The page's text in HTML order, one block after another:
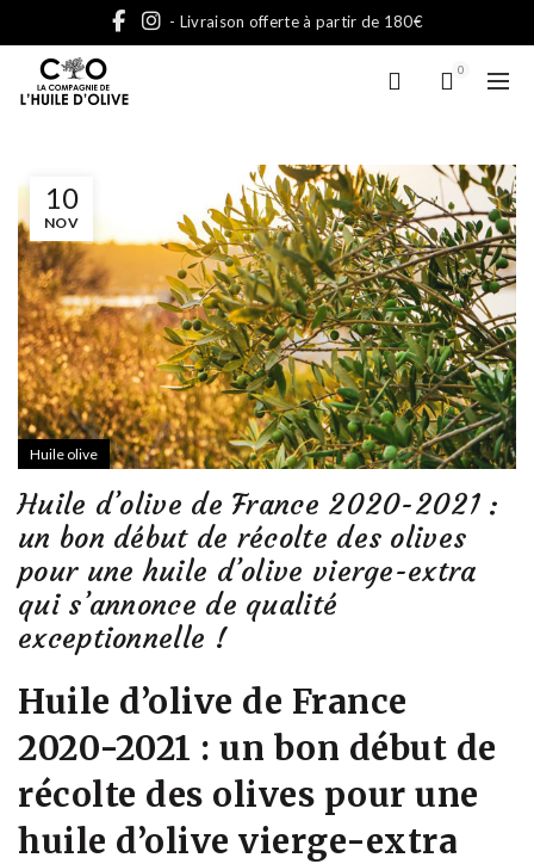
- Livraison offerte à partir de 180€
0
10
NOV
Huile olive
Huile d’olive de France 2020-2021 :
un bon début de récolte des olives
pour une huile d’olive vierge-extra
qui s’annonce de qualité
exceptionnelle !
Huile d’olive de France
2020-2021 : un bon début de
récolte des olives pour une
huile d’olive vierge-extra